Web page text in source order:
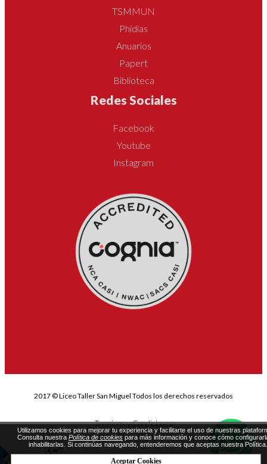
TSMMUN
Phidias
Anuarios
Papert
Biblioteca
Redes Sociales
Facebook
Youtube
Instagram
2017 © Liceo Taller San Miguel Todos los derechos reservados
Terminos y Condiciones
Utilizamos cookies para mejorar tu experiencia y facilitarte el uso de nuestras
Consulta nuestra Política de cookies para más información y conoce cómo
inhabilitarlas. Si continúas navegando, entenderemos que aceptas nuestra Política.
Aceptar Cookies